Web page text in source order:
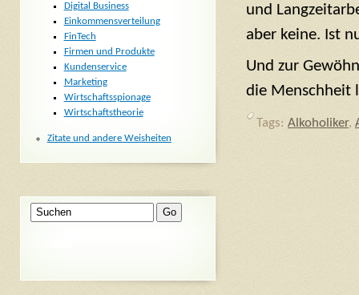
und
aber keine. Ist
Und zur
die Menschheit
Tags: Alkoholiker,
Digital Business
Einkommensverteilung
FinTech
Firmen und Produkte
Kundenservice
Marketing
Wirtschaftsspionage
Wirtschaftstheorie
Zitate und andere Weisheiten